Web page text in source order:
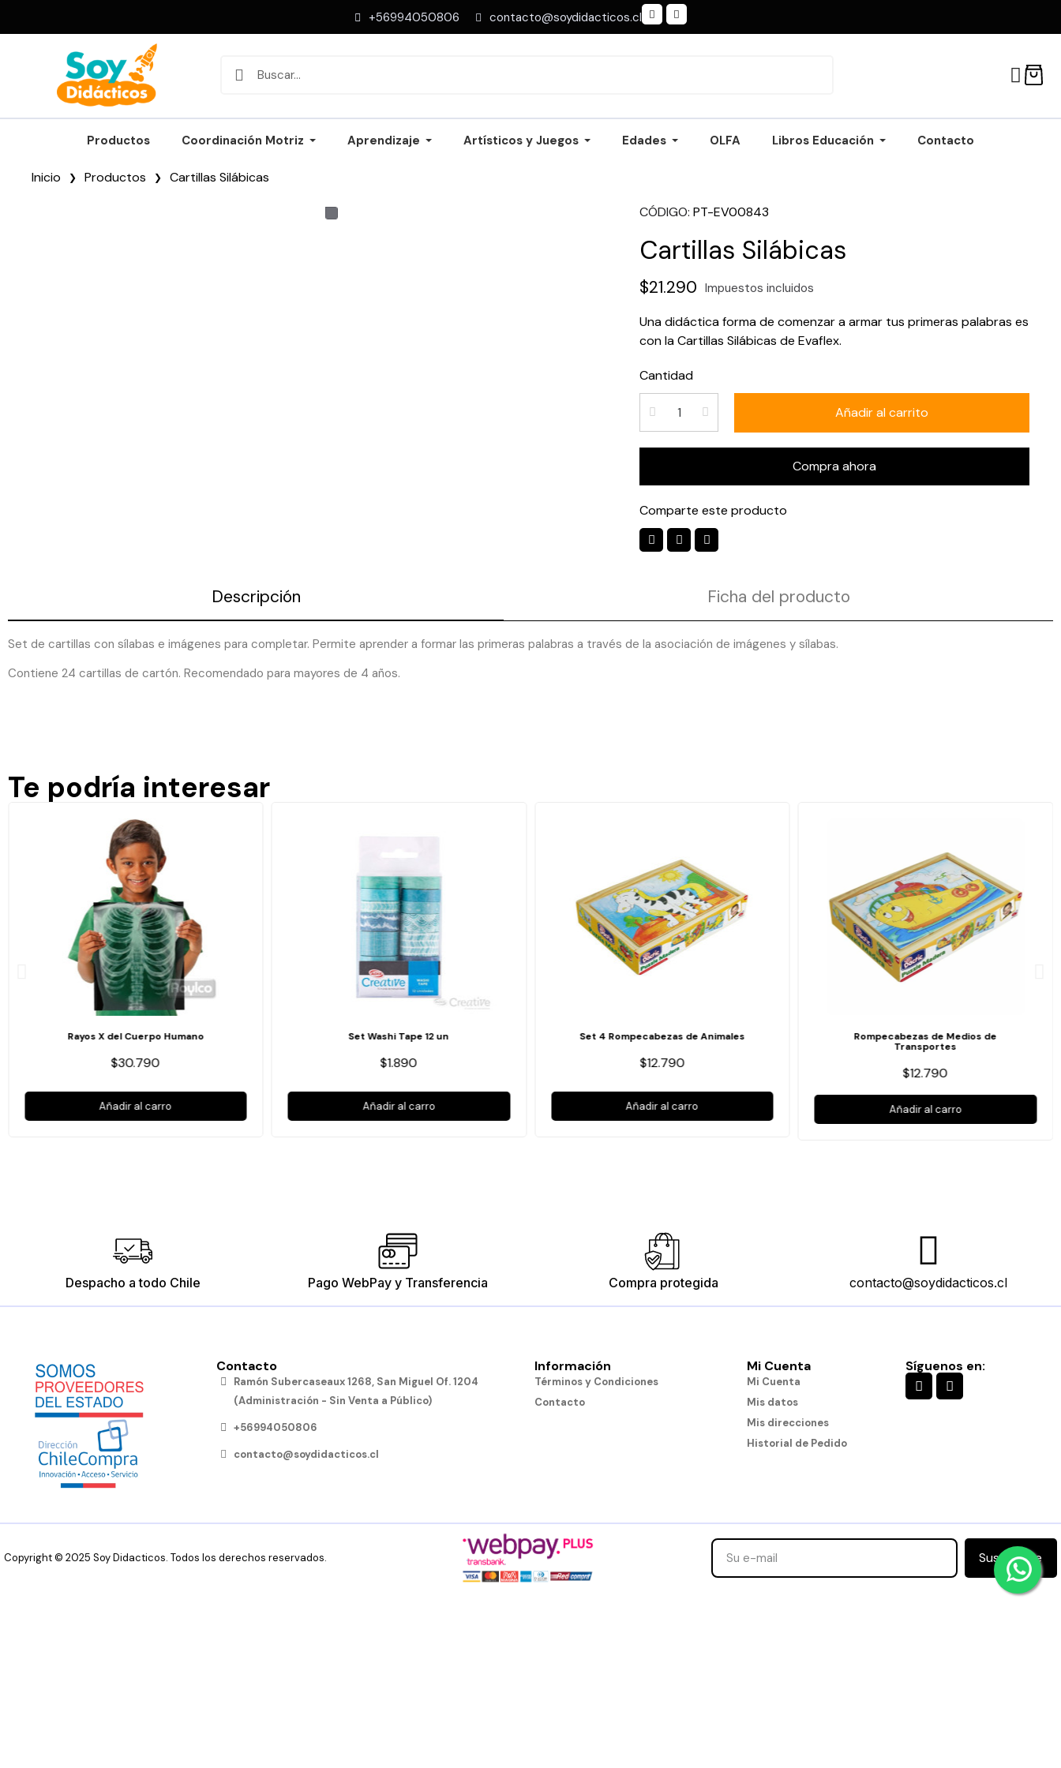
+56994050806 contacto@soydidacticos.cl
Productos Coordinación Motriz Aprendizaje Artísticos y Juegos Edades OLFA Libros Educación Contacto
Inicio Productos Cartillas Silábicas
CÓDIGO PT-EV00843
Cartillas Silábicas
$21.290 Impuestos incluidos
Una didáctica forma de comenzar a armar tus primeras palabras es
con la Cartillas Silábicas de Evaflex.
Cantidad
Añadir al carrito
Compra ahora
Comparte este producto
Descripción Ficha del producto
Set de cartillas con sílabas e imágenes para completar. Permite aprender a formar las primeras palabras a través de la asociación de imágenes y sílabas.
Contiene 24 cartillas de cartón. Recomendado para mayores de 4 años.
Te podría interesar
Rayos X del Cuerpo Humano
$30.790
Añadir al carro
Set Washi Tape 12 un
$1.890
Añadir al carro
Set 4 Rompecabezas de Animales
$12.790
Añadir al carro
Rompecabezas de Medios de
Transportes
$12.790
Añadir al carro
Despacho a todo Chile Pago WebPay y Transferencia Compra protegida contacto@soydidacticos.cl
Contacto
Ramón Subercaseaux 1268, San Miguel Of. 1204
(Administración - Sin Venta a Público)
+56994050806
contacto@soydidacticos.cl
Información
Términos y Condiciones
Contacto
Mi Cuenta
Mi Cuenta
Mis datos
Mis direcciones
Historial de Pedido
Síguenos en:
Copyright © 2025 Soy Didacticos. Todos los derechos reservados. Suscribirse